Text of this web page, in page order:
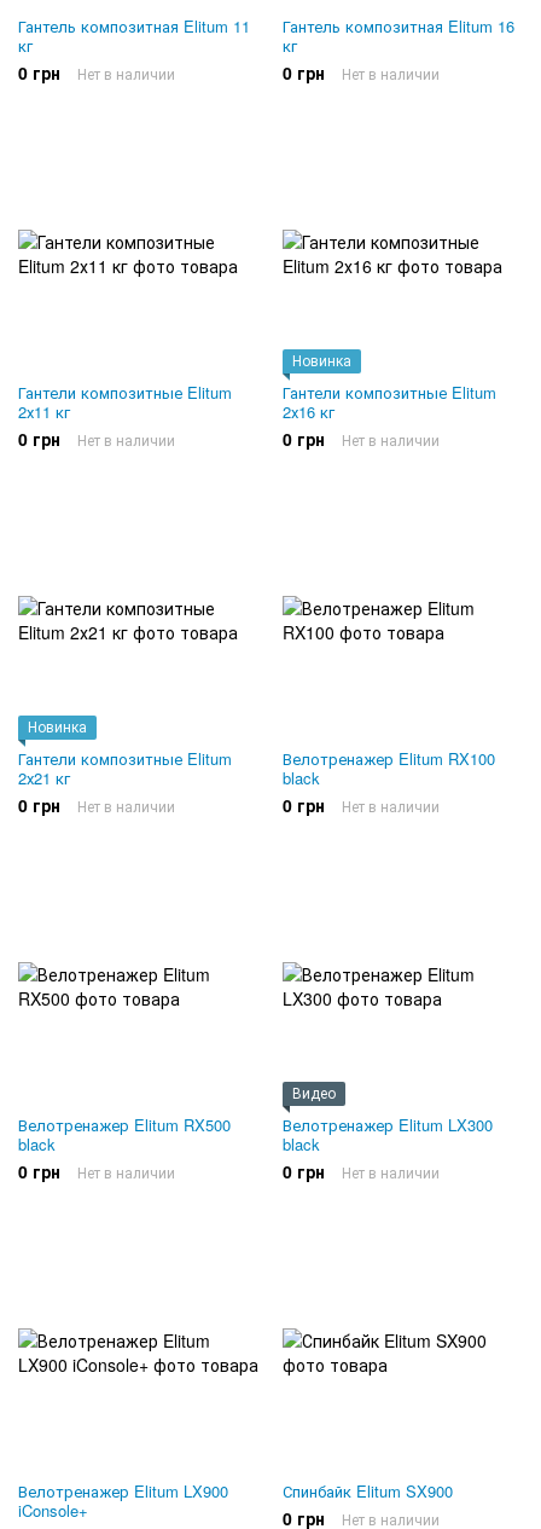
Гантель композитная Elitum 11
кг
0 грн Нет в наличии
Гантель композитная Elitum 16
кг
0 грн Нет в наличии
Гантели композитные Elitum
2х11 кг
0 грн Нет в наличии
Новинка
Гантели композитные Elitum
2х16 кг
0 грн Нет в наличии
Новинка
Гантели композитные Elitum
2х21 кг
0 грн Нет в наличии
Велотренажер Elitum RX100
black
0 грн Нет в наличии
Велотренажер Elitum RX500
black
0 грн Нет в наличии
Видео
Велотренажер Elitum LX300
black
0 грн Нет в наличии
Велотренажер Elitum LX900
iConsole+
Спинбайк Elitum SX900
0 грн Нет в наличии